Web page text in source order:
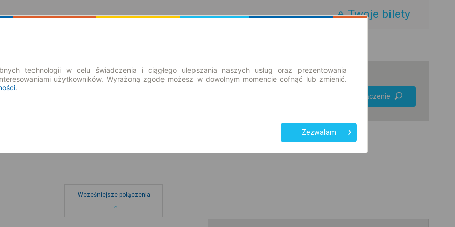
Twoje bilety
Znajdź połączenie
Wcześniejsze połączenia
technologii w celu świadczenia i ciągłego ulepszania naszych usług oraz prezentowania
użytkowników. Wyrażoną zgodę możesz w dowolnym momencie cofnąć lub zmienić.
.
Zezwalam